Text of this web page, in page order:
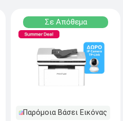
Σε Απόθεμα
Παρόμοια Βάσει Εικόνας